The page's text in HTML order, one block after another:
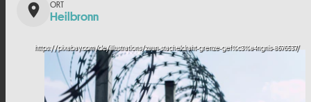
place Heilbronn
https://pixabay.com/de/illustrations/zaun-stacheldraht-grenze-gef%c3%a4ngnis-8676537/